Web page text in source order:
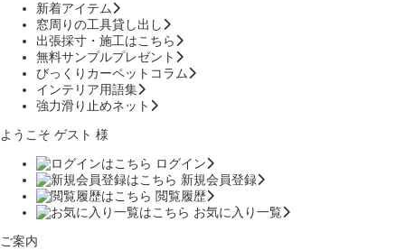
新着アイテム
窓周りの工具貸し出し
出張採寸・施工はこちら
無料サンプルプレゼント
びっくりカーペットコラム
インテリア用語集
強力滑り止めネット
ようこそ ゲスト 様
ログイン
新規会員登録
閲覧履歴
お気に入り一覧
ご案内